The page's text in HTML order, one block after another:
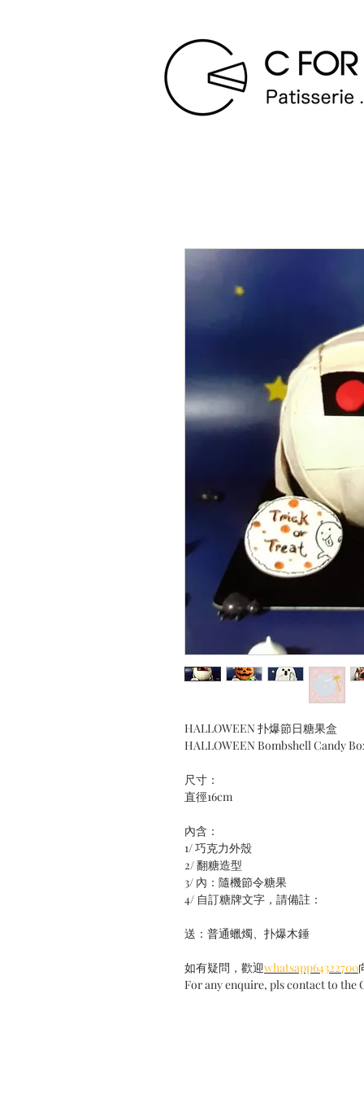
HALLOWEEN 扑爆節日糖果盒
HALLOWEEN Bombshell Candy
尺寸：
直徑16cm
內含：
1/ 巧克力外殼
2/ 翻糖造型
3/ 內：隨機節令糖果
4/ 自訂糖牌文字，請備註：
送：普通蠟燭、扑爆木錘
如有疑問，歡迎whatsapp64322700
For any enquire, pls contact to the